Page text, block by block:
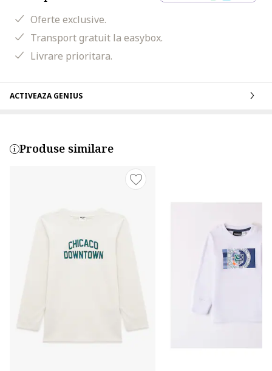
Oferte exclusive.
Transport gratuit la easybox.
Livrare prioritara.
ACTIVEAZA GENIUS
Produse similare